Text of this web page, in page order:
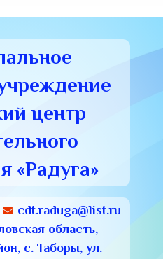
центр
«Радуга»
cdt.raduga@list.ru
область,
с. Таборы, ул.